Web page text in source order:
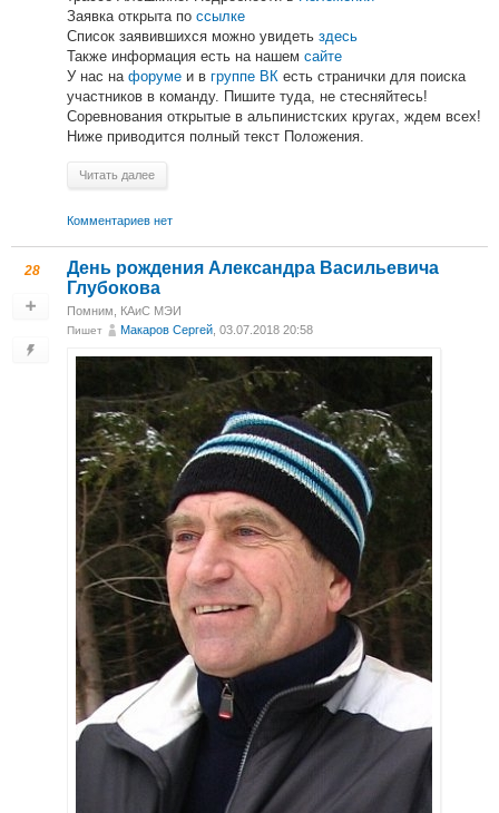
Заявка открыта по ссылке
Список заявившихся можно увидеть здесь
Также информация есть на нашем сайте
У нас на форуме и в группе ВК есть странички для поиска
участников в команду. Пишите туда, не стесняйтесь!
Соревнования открытые в альпинистских кругах, ждем всех!
Ниже приводится полный текст Положения.
Читать далее
Комментариев нет
28
День рождения Александра Васильевича
Глубокова
Помним КАиС МЭИ
Пишет Макаров Сергей , 03.07.2018 20:58